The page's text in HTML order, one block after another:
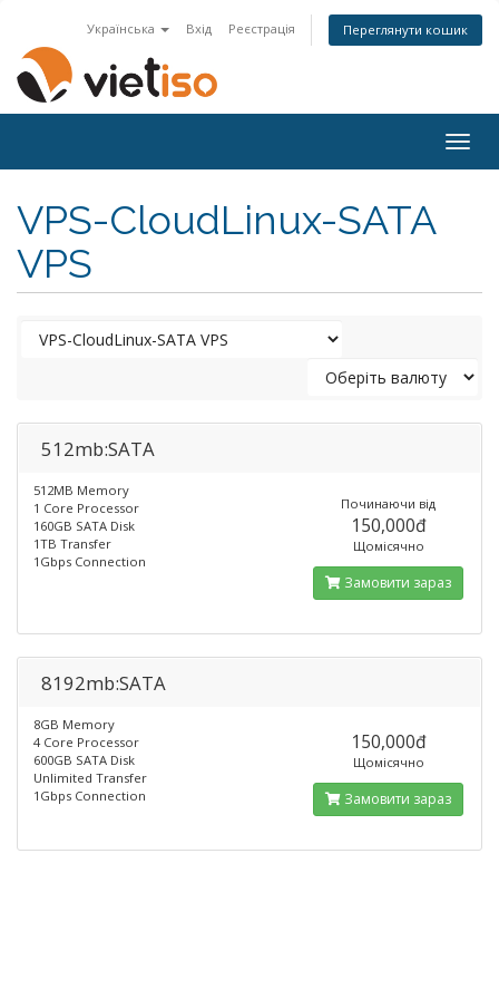
Українська Вхід Реєстрація Переглянути кошик
VPS-CloudLinux-SATA
VPS
512mb:SATA
512MB Memory
1 Core Processor
160GB SATA Disk
1TB Transfer
1Gbps Connection
Починаючи від
150,000đ
Щомісячно
Замовити зараз
8192mb:SATA
8GB Memory
4 Core Processor
600GB SATA Disk
Unlimited Transfer
1Gbps Connection
150,000đ
Щомісячно
Замовити зараз